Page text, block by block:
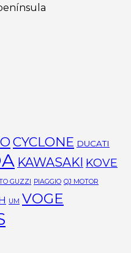
CYCLONE DUCATI
KAWASAKI KOVE
GUZZI PIAGGIO QJ MOTOR
UM VOGE